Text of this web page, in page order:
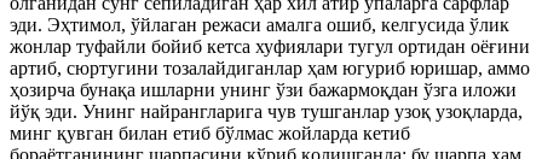
эди. Эҳтимол, ўйлаган режаси амалга ошиб, келгусида ўлик
жонлар туфайли бойиб кетса хуфиялари тугул ортидан оёғини
артиб, сюртугини тозалайдиганлар ҳам югуриб юришар, аммо
ҳозирча бунақа ишларни унинг ўзи бажармоқдан ўзга иложи
йўқ эди. Унинг найрангларига чув тушганлар узоқ узоқларда,
минг қувган билан етиб бўлмас жойларда кетиб
бораётганининг шарпасини кўриб қолишганда; бу шарпа ҳам